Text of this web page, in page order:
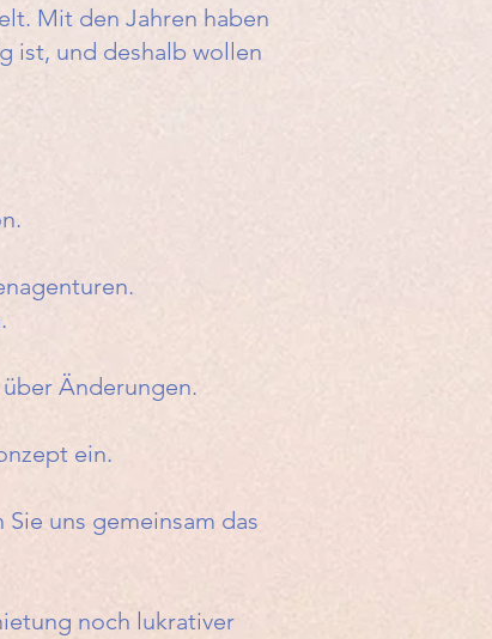
Mit den Jahren haben
ist, und deshalb wollen
Änderungen.
ein.
uns gemeinsam das
noch lukrativer